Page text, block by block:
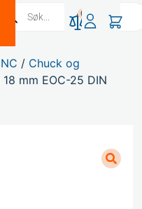
0
/ Chuck og
mm EOC-25 DIN